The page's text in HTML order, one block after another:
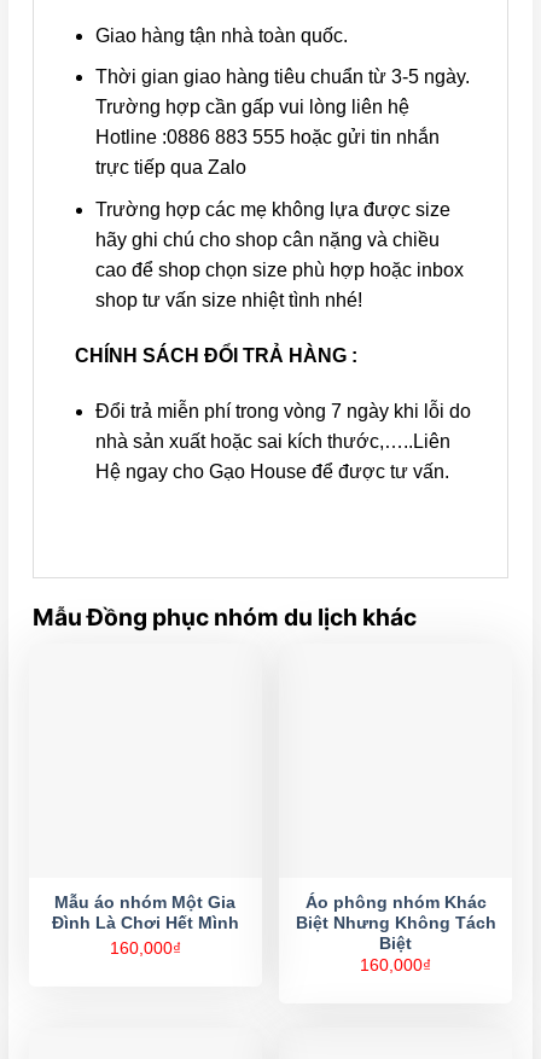
Giao hàng tận nhà toàn quốc.
Thời gian giao hàng tiêu chuẩn từ 3-5 ngày.
Trường hợp cần gấp vui lòng liên hệ
Hotline :0886 883 555 hoặc gửi tin nhắn
trực tiếp qua Zalo
Trường hợp các mẹ không lựa được size
hãy ghi chú cho shop cân nặng và chiều
cao để shop chọn size phù hợp hoặc inbox
shop tư vấn size nhiệt tình nhé!
CHÍNH SÁCH ĐỔI TRẢ HÀNG :
Đổi trả miễn phí trong vòng 7 ngày khi lỗi do
nhà sản xuất hoặc sai kích thước,…..Liên
Hệ ngay cho Gạo House để được tư vấn.
Mẫu Đồng phục nhóm du lịch khác
Mẫu áo nhóm Một Gia
Đình Là Chơi Hết Mình
160,000₫
Áo phông nhóm Khác
Biệt Nhưng Không Tách
Biệt
160,000₫